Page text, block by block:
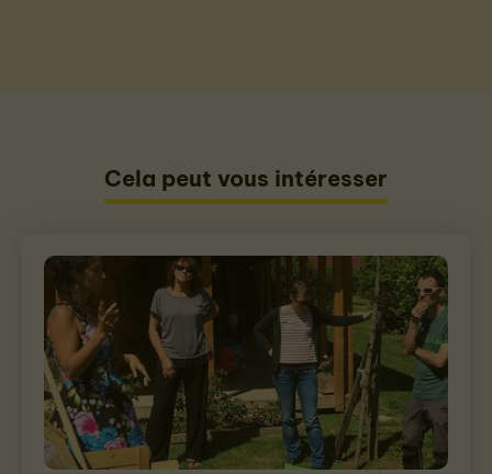
Cela peut vous intéresser